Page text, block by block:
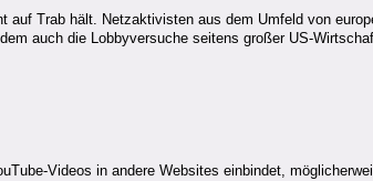
Trab hält. Netzaktivisten aus dem Umfeld von
auch die Lobbyversuche seitens großer US-
Videos in andere Websites einbindet,